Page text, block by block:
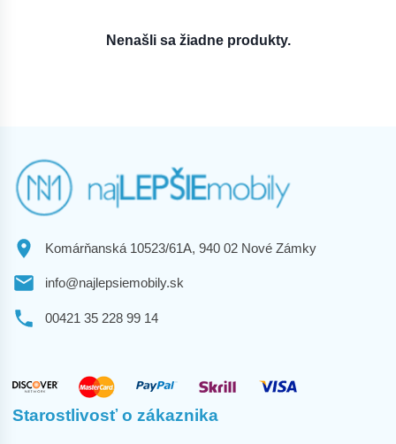
Nenašli sa žiadne produkty.
Komárňanská 10523/61A, 940 02 Nové Zámky
info@najlepsiemobily.sk
00421 35 228 99 14
Starostlivosť o zákaznika